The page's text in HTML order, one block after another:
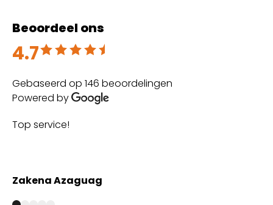
Beoordeel ons
4.7
Beoordeeld met 4.7 uit 5
Gebaseerd op 146 beoordelingen
Powered by
Top service!
Zakena Azaguag